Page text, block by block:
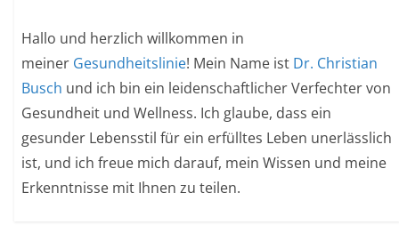
Hallo und herzlich willkommen in
meiner Gesundheitslinie! Mein Name ist Dr. Christian
Busch und ich bin ein leidenschaftlicher Verfechter von
Gesundheit und Wellness. Ich glaube, dass ein
gesunder Lebensstil für ein erfülltes Leben unerlässlich
ist, und ich freue mich darauf, mein Wissen und meine
Erkenntnisse mit Ihnen zu teilen.